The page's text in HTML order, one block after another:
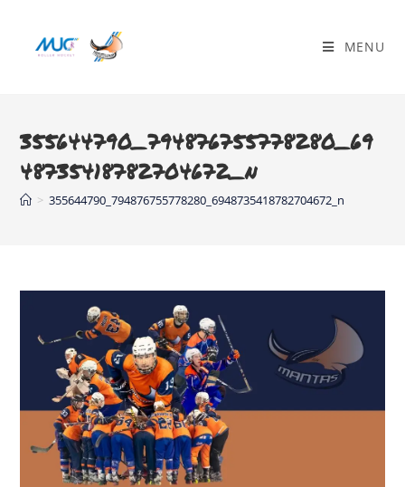
MENU
355644790_794876755778280_69
48735418782704672_n
> 355644790_794876755778280_6948735418782704672_n